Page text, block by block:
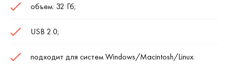
объем: 32 Гб;
USB 2.0;
подходит для систем Windows/Macintosh/Linux.